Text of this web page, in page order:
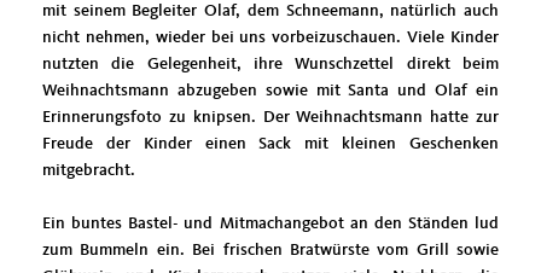
mit seinem Begleiter Olaf, dem Schneemann, natürlich auch
nicht nehmen, wieder bei uns vorbeizuschauen. Viele Kinder
nutzten die Gelegenheit, ihre Wunschzettel direkt beim
Weihnachtsmann abzugeben sowie mit Santa und Olaf ein
Erinnerungsfoto zu knipsen. Der Weihnachtsmann hatte zur
Freude der Kinder einen Sack mit kleinen Geschenken
mitgebracht.
Ein buntes Bastel- und Mitmachangebot an den Ständen lud
zum Bummeln ein. Bei frischen Bratwürste vom Grill sowie